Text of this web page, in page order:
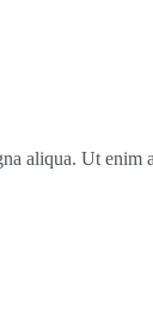
aliqua. Ut